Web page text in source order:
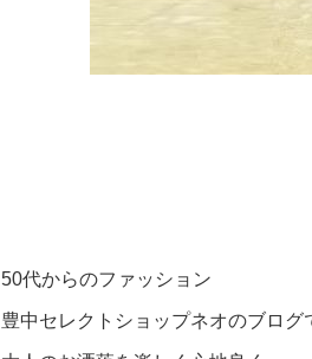
50代からのファッション
豊中セレクトショップネオのブログ